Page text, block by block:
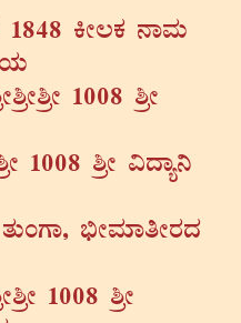
1848 QÃ®PÀ £ÁªÀÄ
1008 ²æÃ
1008 ²æÃ «zÁå¤
©üÃªÀiÁwÃgÀzÀ
1008 ²æÃ